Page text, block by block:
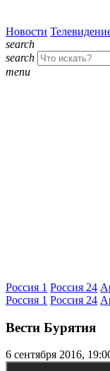
Новости
search
search
menu
Россия 1 Россия 24
Россия 1 Россия 24
Вести Бурятия
6 сентября 2016,